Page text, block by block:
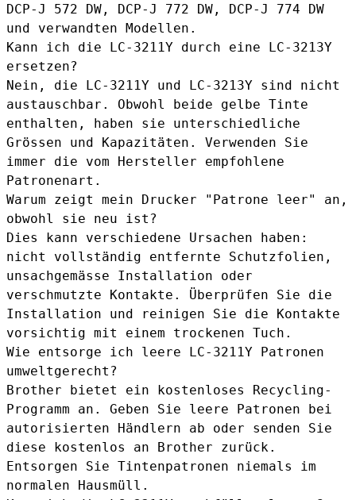
DCP-J 572 DW, DCP-J 772 DW, DCP-J 774 DW
und verwandten Modellen.
Kann ich die LC-3211Y durch eine LC-3213Y
ersetzen?
Nein, die LC-3211Y und LC-3213Y sind nicht
austauschbar. Obwohl beide gelbe Tinte
enthalten, haben sie unterschiedliche
Grössen und Kapazitäten. Verwenden Sie
immer die vom Hersteller empfohlene
Patronenart.
Warum zeigt mein Drucker "Patrone leer" an,
obwohl sie neu ist?
Dies kann verschiedene Ursachen haben:
nicht vollständig entfernte Schutzfolien,
unsachgemässe Installation oder
verschmutzte Kontakte. Überprüfen Sie die
Installation und reinigen Sie die Kontakte
vorsichtig mit einem trockenen Tuch.
Wie entsorge ich leere LC-3211Y Patronen
umweltgerecht?
Brother bietet ein kostenloses Recycling-
Programm an. Geben Sie leere Patronen bei
autorisierten Händlern ab oder senden Sie
diese kostenlos an Brother zurück.
Entsorgen Sie Tintenpatronen niemals im
normalen Hausmüll.